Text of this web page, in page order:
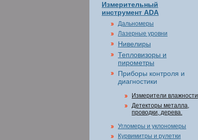
Измерительный
инструмент ADA
Дальномеры
Лазерные уровни
Нивелиры
Тепловизоры и
пирометры
Приборы контроля и
диагностики
Измерители влажности
Детекторы металла,
проводки, дерева.
Угломеры и уклономеры
Курвимитры и рулетки